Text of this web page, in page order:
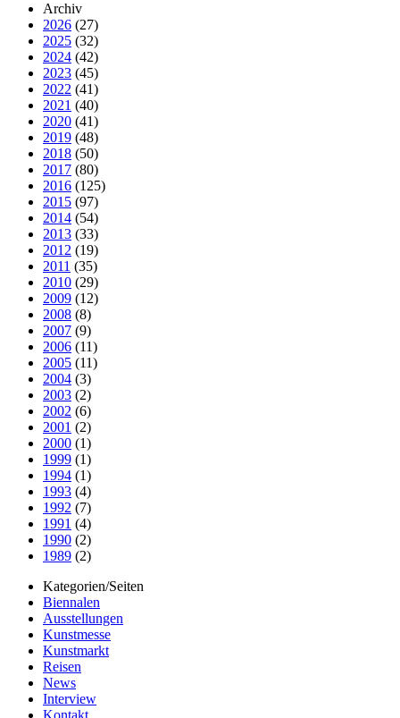
Archiv
2026 (27)
2025 (32)
2024 (42)
2023 (45)
2022 (41)
2021 (40)
2020 (41)
2019 (48)
2018 (50)
2017 (80)
2016 (125)
2015 (97)
2014 (54)
2013 (33)
2012 (19)
2011 (35)
2010 (29)
2009 (12)
2008 (8)
2007 (9)
2006 (11)
2005 (11)
2004 (3)
2003 (2)
2002 (6)
2001 (2)
2000 (1)
1999 (1)
1994 (1)
1993 (4)
1992 (7)
1991 (4)
1990 (2)
1989 (2)
Kategorien/Seiten
Biennalen
Ausstellungen
Kunstmesse
Kunstmarkt
Reisen
News
Interview